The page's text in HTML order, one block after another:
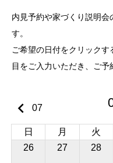
内見予約や家づくり説明会
す。
ご希望の日付をクリック
目をご入力いただき、ご予
keyboard_arrow_left 07
日 月 火
26
27 28